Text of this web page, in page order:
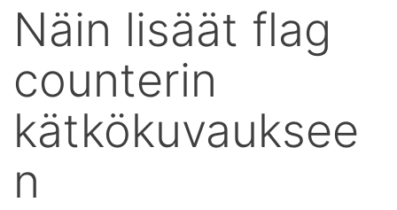
Näin lisäät flag
counterin
kätkökuvauksee
n